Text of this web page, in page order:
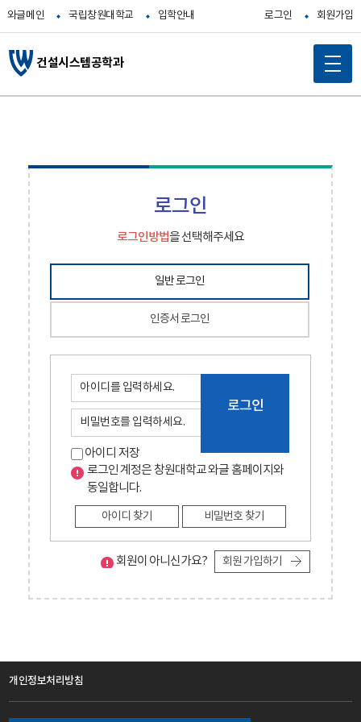
와글메인 국립창원대학교 입학안내 로그인 회원가입
건설시스템공학과
로그인
로그인방법을 선택해주세요
일반 로그인
인증서 로그인
아이디 저장
로그인
로그인 계정은 창원대학교 와글 홈페이지와
동일합니다.
아이디 찾기 비밀번호 찾기
회원이 아니신가요? 회원 가입하기
개인정보처리방침